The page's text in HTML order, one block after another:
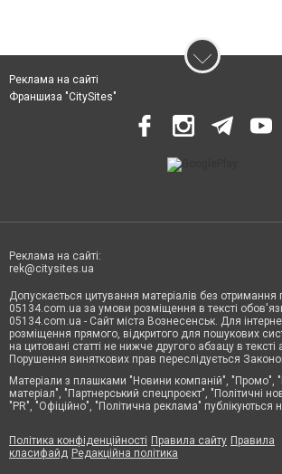
Реклама на сайті
Франшиза "CitySites"
Реклама на сайті:
rek@citysites.ua
Допускається цитування матеріалів без отримання
05134.com.ua за умови розміщення в тексті
05134.com.ua - Сайт міста Вознесенськ. Для
розміщення прямого, відкритого для пошукових
на цитовані статті не нижче другого абзацу в
Порушення виняткових прав переслідується
Матеріали з плашками "Новини компаній", "Промо",
матеріал", "Партнерський спецпроєкт", "Політичні
"PR", "Офіційно", "Політична реклама" публікуються
Політика конфіденційності Правила сайту Правила
класифайд Редакційна політика